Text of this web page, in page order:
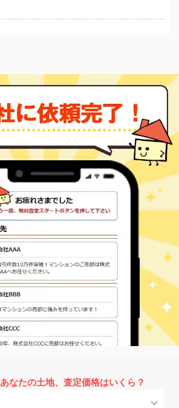
あなたの土地、査定価格はいくら？